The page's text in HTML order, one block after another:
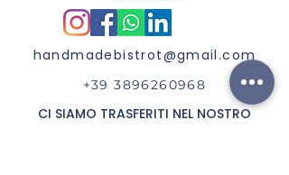
handmadebistrot@gmail.com
+39 3896260968
CI SIAMO TRASFERITI NEL NOSTRO